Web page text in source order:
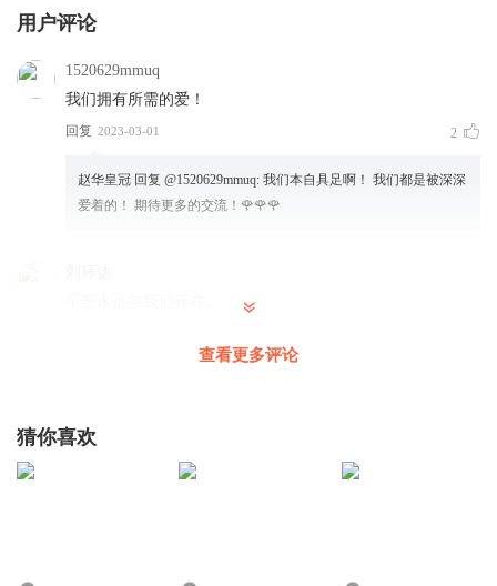
用户评论
1520629mmuq
我们拥有所需的爱！
回复 2023-03-01 2
赵华皇冠 回复 @1520629mmuq: 我们本自具足啊！ 我们都是被深深
爱着的！ 期待更多的交流！🌹🌹🌹
查看更多评论
猜你喜欢